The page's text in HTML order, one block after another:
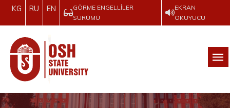
KG RU EN
GÖRME ENGELLILER
SÜRÜMÜ
EKRAN
OKUYUCU